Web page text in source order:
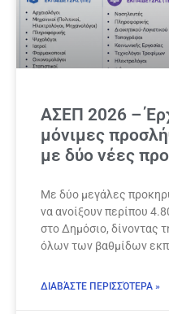
ΑΣΕΠ 2026 –
μόνιμες
με δύο νέες
Με δύο μεγάλες
να ανοίξουν περίπου
στο Δημόσιο, δίνοντας
όλων των βαθμίδων
ΔΙΑΒΆΣΤΕ ΠΕΡΙΣΣΌΤΕΡΑ »